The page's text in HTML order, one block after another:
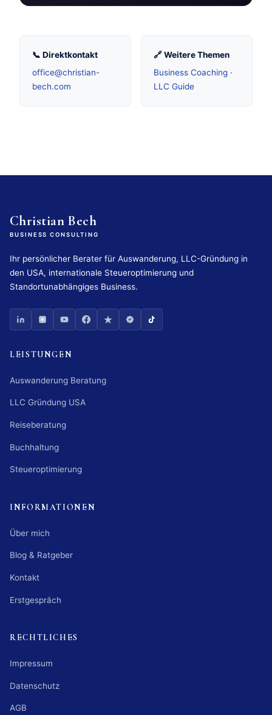
📞 Direktkontakt
office@christian-
bech.com
🔗 Weitere Themen
Business Coaching ·
LLC Guide
Christian Bech
BUSINESS CONSULTING
Ihr persönlicher Berater für Auswanderung, LLC-Gründung in
den USA, internationale Steueroptimierung und
Standortunabhängiges Business.
LEISTUNGEN
Auswanderung Beratung
LLC Gründung USA
Reiseberatung
Buchhaltung
Steueroptimierung
INFORMATIONEN
Über mich
Blog & Ratgeber
Kontakt
Erstgespräch
RECHTLICHES
Impressum
Datenschutz
AGB